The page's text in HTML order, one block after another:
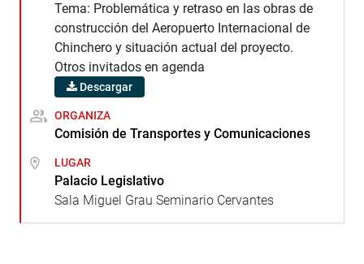
Tema: Problemática y retraso en las obras de
construcción del Aeropuerto Internacional de
Chinchero y situación actual del proyecto.
Otros invitados en agenda
Descargar
ORGANIZA
Comisión de Transportes y Comunicaciones
LUGAR
Palacio Legislativo
Sala Miguel Grau Seminario Cervantes